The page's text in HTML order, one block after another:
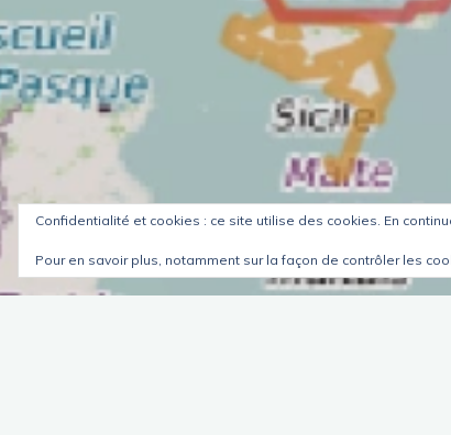
Confidentialité et cookies : ce site utilise des cookies. En
Pour en savoir plus, notamment sur la façon de contrôler les